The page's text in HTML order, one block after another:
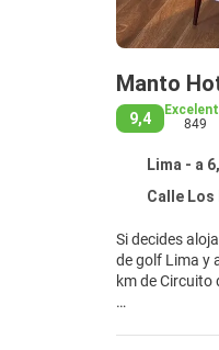
Manto
9,4
849
Lima - a
Calle Los
Si decides alojarte en Manto Hotel Lima -
de golf Lima y a apenas 3 min a pie de
km de Circuito